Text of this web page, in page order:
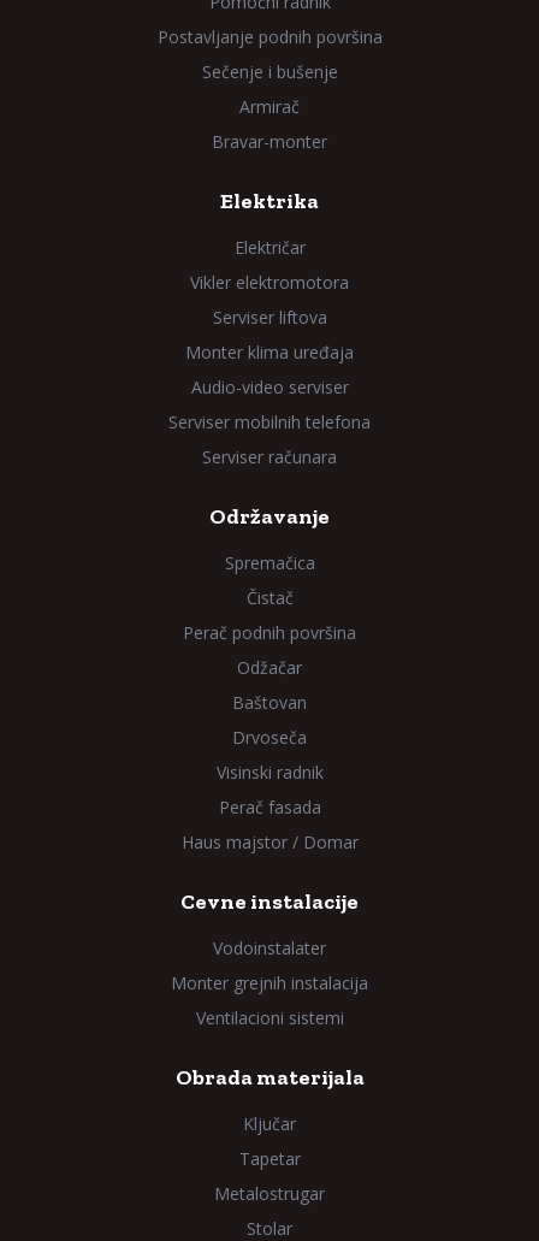
Postavljanje podnih površina
Sečenje i bušenje
Armirač
Bravar-monter
Elektrika
Električar
Vikler elektromotora
Serviser liftova
Monter klima uređaja
Audio-video serviser
Serviser mobilnih telefona
Serviser računara
Održavanje
Spremačica
Čistač
Perač podnih površina
Odžačar
Baštovan
Drvoseča
Visinski radnik
Perač fasada
Haus majstor / Domar
Cevne instalacije
Vodoinstalater
Monter grejnih instalacija
Ventilacioni sistemi
Obrada materijala
Ključar
Tapetar
Metalostrugar
Stolar